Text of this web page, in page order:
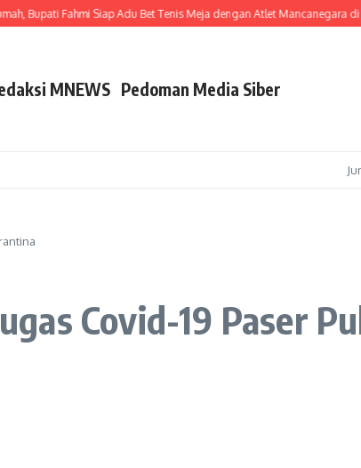
Bupati Fahmi Siap Adu Bet Tenis Meja dengan Atlet Mancanegara di
MNEWS Pedoman Media Siber
Covid-19 Paser